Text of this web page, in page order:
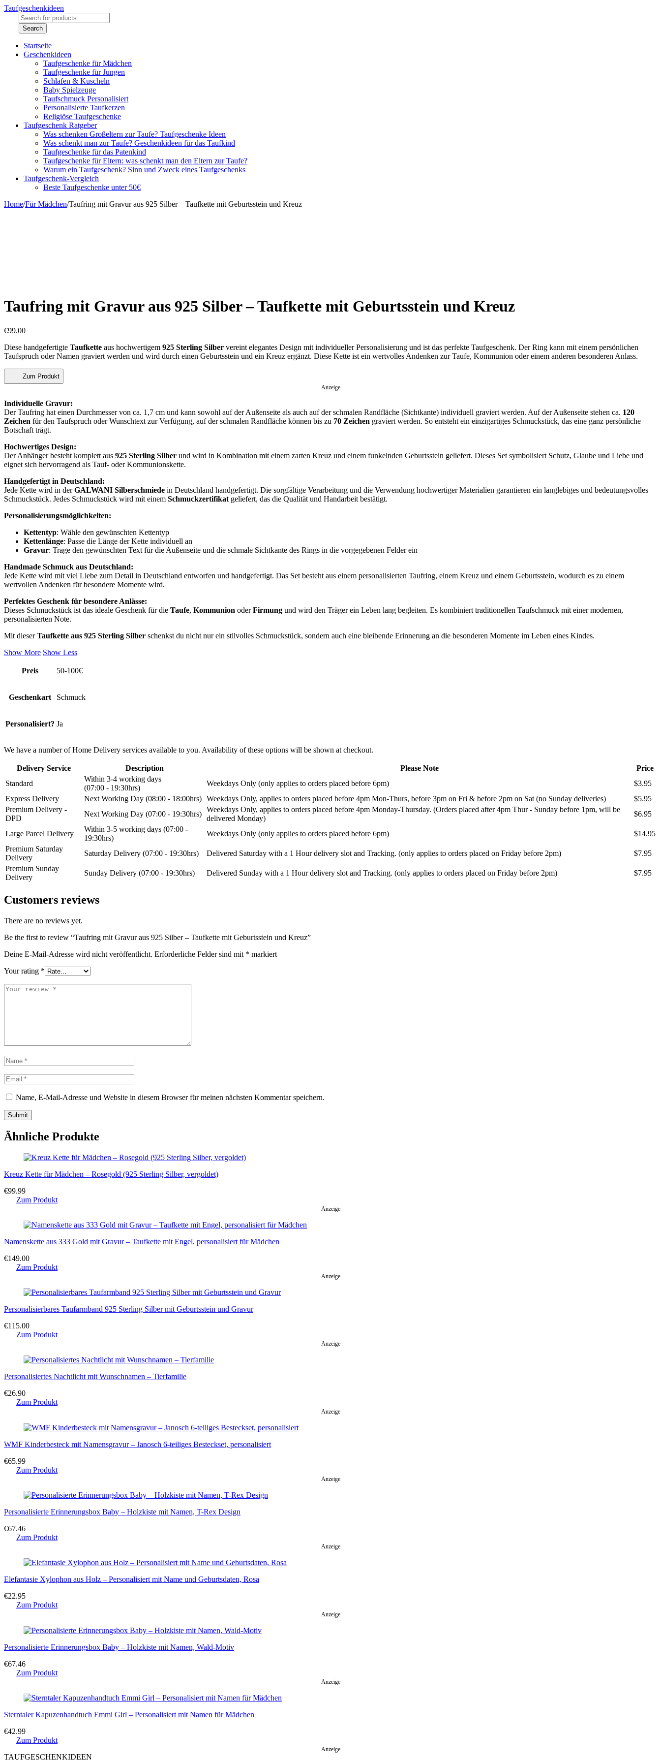
Taufgeschenkideen
Startseite
Geschenkideen
Taufgeschenke für Mädchen
Taufgeschenke für Jungen
Schlafen & Kuscheln
Baby Spielzeuge
Taufschmuck Personalisiert
Personalisierte Taufkerzen
Religiöse Taufgeschenke
Taufgeschenk Ratgeber
Was schenken Großeltern zur Taufe? Taufgeschenke Ideen
Was schenkt man zur Taufe? Geschenkideen für das Taufkind
Taufgeschenke für das Patenkind
Taufgeschenke für Eltern: was schenkt man den Eltern zur Taufe?
Warum ein Taufgeschenk? Sinn und Zweck eines Taufgeschenks
Taufgeschenk-Vergleich
Beste Taufgeschenke unter 50€
Home/Für Mädchen/Taufring mit Gravur aus 925 Silber – Taufkette mit Geburtsstein und Kreuz
Taufring mit Gravur aus 925 Silber – Taufkette mit Geburtsstein und Kreuz
€99.00
Diese handgefertigte Taufkette aus hochwertigem 925 Sterling Silber vereint elegantes Design mit individueller Personalisierung und ist das perfekte Taufgeschenk. Der Ring kann mit einem persönlichen
Taufspruch oder Namen graviert werden und wird durch einen Geburtsstein und ein Kreuz ergänzt. Diese Kette ist ein wertvolles Andenken zur Taufe, Kommunion oder einem anderen besonderen Anlass.
Zum Produkt
Anzeige
Individuelle Gravur:
Der Taufring hat einen Durchmesser von ca. 1,7 cm und kann sowohl auf der Außenseite als auch auf der schmalen Randfläche (Sichtkante) individuell graviert werden. Auf der Außenseite stehen ca. 120
Zeichen für den Taufspruch oder Wunschtext zur Verfügung, auf der schmalen Randfläche können bis zu 70 Zeichen graviert werden. So entsteht ein einzigartiges Schmuckstück, das eine ganz persönliche
Botschaft trägt.
Hochwertiges Design:
Der Anhänger besteht komplett aus 925 Sterling Silber und wird in Kombination mit einem zarten Kreuz und einem funkelnden Geburtsstein geliefert. Dieses Set symbolisiert Schutz, Glaube und Liebe und
eignet sich hervorragend als Tauf- oder Kommunionskette.
Handgefertigt in Deutschland:
Jede Kette wird in derGALWANI Silberschmiede in Deutschland handgefertigt. Die sorgfältige Verarbeitung und die Verwendung hochwertiger Materialien garantieren ein langlebiges und bedeutungsvolles
Schmuckstück. Jedes Schmuckstück wird mit einem Schmuckzertifikat geliefert, das die Qualität und Handarbeit bestätigt.
Personalisierungsmöglichkeiten:
Kettentyp: Wähle den gewünschten Kettentyp
Kettenlänge: Passe die Länge der Kette individuell an
Gravur: Trage den gewünschten Text für die Außenseite und die schmale Sichtkante des Rings in die vorgegebenen Felder ein
Handmade Schmuck aus Deutschland:
Jede Kette wird mit viel Liebe zum Detail in Deutschland entworfen und handgefertigt. Das Set besteht aus einem personalisierten Taufring, einem Kreuz und einem Geburtsstein, wodurch es zu einem
wertvollen Andenken für besondere Momente wird.
Perfektes Geschenk für besondere Anlässe:
Dieses Schmuckstück ist das ideale Geschenk für die Taufe, Kommunion oderFirmung und wird den Träger ein Leben lang begleiten. Es kombiniert traditionellen Taufschmuck mit einer modernen,
personalisierten Note.
Mit dieserTaufkette aus 925 Sterling Silber schenkst du nicht nur ein stilvolles Schmuckstück, sondern auch eine bleibende Erinnerung an die besonderen Momente im Leben eines Kindes.
Show More Show Less
Preis 50-100€
Geschenkart Schmuck
Personalisiert? Ja
We have a number of Home Delivery services available to you. Availability of these options will be shown at checkout.
Delivery Service Description Please Note
Price
Standard
Within 3-4 working days
(07:00 - 19:30hrs)
Weekdays Only (only applies to orders placed before 6pm)
$3.95
Express Delivery
Next Working Day (08:00 - 18:00hrs) Weekdays Only, applies to orders placed before 4pm Mon-Thurs, before 3pm on Fri & before 2pm on Sat (no Sunday deliveries)
$5.95
Premium Delivery -
DPD
Next Working Day (07:00 - 19:30hrs)
Weekdays Only, applies to orders placed before 4pm Monday-Thursday. (Orders placed after 4pm Thur - Sunday before 1pm, will be
delivered Monday)
$6.95
Large Parcel Delivery
Within 3-5 working days (07:00 -
19:30hrs)
Weekdays Only (only applies to orders placed before 6pm)
$14.95
Premium Saturday
Delivery
Saturday Delivery (07:00 - 19:30hrs) Delivered Saturday with a 1 Hour delivery slot and Tracking. (only applies to orders placed on Friday before 2pm)
$7.95
Premium Sunday
Delivery
Sunday Delivery (07:00 - 19:30hrs) Delivered Sunday with a 1 Hour delivery slot and Tracking. (only applies to orders placed on Friday before 2pm) $7.95
Customers reviews
There are no reviews yet.
Be the first to review “Taufring mit Gravur aus 925 Silber – Taufkette mit Geburtsstein und Kreuz”
Deine E-Mail-Adresse wird nicht veröffentlicht. Erforderliche Felder sind mit * markiert
Your rating *
Name, E-Mail-Adresse und Website in diesem Browser für meinen nächsten Kommentar speichern.
Ähnliche Produkte
Kreuz Kette für Mädchen – Rosegold (925 Sterling Silber, vergoldet)
€99.99
Zum Produkt
Anzeige
Namenskette aus 333 Gold mit Gravur – Taufkette mit Engel, personalisiert für Mädchen
€149.00
Zum Produkt
Anzeige
Personalisierbares Taufarmband 925 Sterling Silber mit Geburtsstein und Gravur
€115.00
Zum Produkt
Anzeige
Personalisiertes Nachtlicht mit Wunschnamen – Tierfamilie
€26.90
Zum Produkt
Anzeige
WMF Kinderbesteck mit Namensgravur – Janosch 6-teiliges Besteckset, personalisiert
€65.99
Zum Produkt
Anzeige
Personalisierte Erinnerungsbox Baby – Holzkiste mit Namen, T-Rex Design
€67.46
Zum Produkt
Anzeige
Elefantasie Xylophon aus Holz – Personalisiert mit Name und Geburtsdaten, Rosa
€22.95
Zum Produkt
Anzeige
Personalisierte Erinnerungsbox Baby – Holzkiste mit Namen, Wald-Motiv
€67.46
Zum Produkt
Anzeige
Sterntaler Kapuzenhandtuch Emmi Girl – Personalisiert mit Namen für Mädchen
€42.99
Zum Produkt
Anzeige
TAUFGESCHENKIDEEN